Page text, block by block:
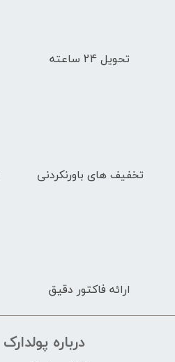
تحویل 24 ساعته
تخفیف های باورنکردنی
ارائه فاکتور دقیق
درباره پولدارک